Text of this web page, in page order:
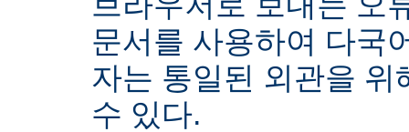
문서를 사용하여 다국
자는 통일된 외관을 위
수 있다.